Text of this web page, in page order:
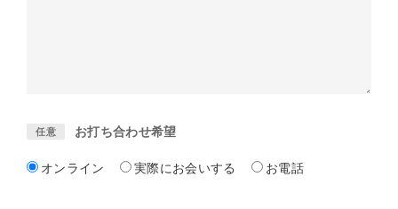
任意 お打ち合わせ希望
オンライン 実際にお会いする お電話